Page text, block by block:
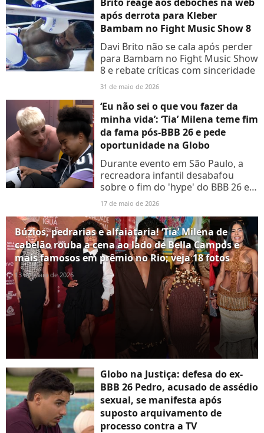
após derrota para Kleber
Bambam no Fight Music Show 8
Davi Brito não se cala após perder
para Bambam no Fight Music Show
8 e rebate críticas com sinceridade
31 de maio de 2026
‘Eu não sei o que vou fazer da
minha vida’: ‘Tia’ Milena teme fim
da fama pós-BBB 26 e pede
oportunidade na Globo
Durante evento em São Paulo, a
recreadora infantil desabafou
sobre o fim do 'hype' do BBB 26 e
sugeriu até uma repaginação da
17 de maio de 2026
Búzios, pedrarias e alfaiataria! ‘Tia’ Milena de
cabelão rouba a cena ao lado de Bella Campos e
mais famosos em prêmio no Rio; veja 18 fotos
13 de maio de 2026
Globo na Justiça: defesa do ex-
BBB 26 Pedro, acusado de assédio
sexual, se manifesta após
suposto arquivamento de
processo contra a TV